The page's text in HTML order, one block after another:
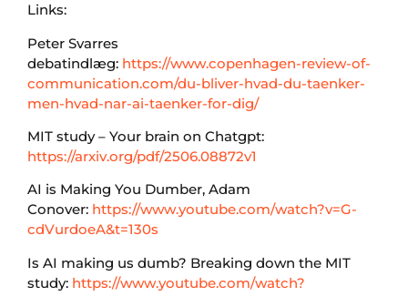
Links:
Peter Svarres
debatindlæg: https://www.copenhagen-review-of-
communication.com/du-bliver-hvad-du-taenker-
men-hvad-nar-ai-taenker-for-dig/
MIT study – Your brain on Chatgpt:
https://arxiv.org/pdf/2506.08872v1
AI is Making You Dumber, Adam
Conover: https://www.youtube.com/watch?v=G-
cdVurdoeA&t=130s
Is AI making us dumb? Breaking down the MIT
study: https://www.youtube.com/watch?